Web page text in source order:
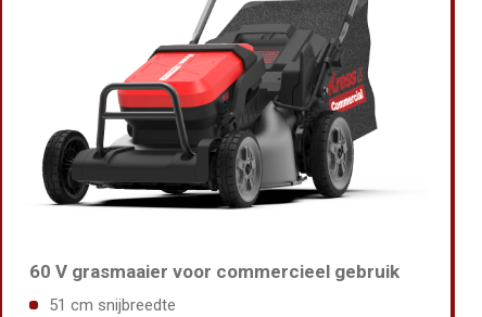
60 V grasmaaier voor commercieel gebruik
51 cm snijbreedte